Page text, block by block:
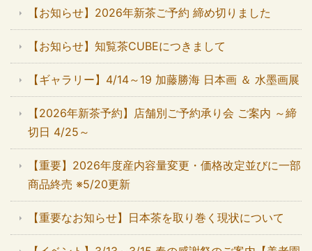
【お知らせ】2026年新茶ご予約 締め切りました
【お知らせ】知覧茶CUBEにつきまして
【ギャラリー】4/14～19 加藤勝海 日本画 ＆ 水墨画展
【2026年新茶予約】店舗別ご予約承り会 ご案内 ～締
切日 4/25～
【重要】2026年度産内容量変更・価格改定並びに一部
商品終売 ※5/20更新
【重要なお知らせ】日本茶を取り巻く現状について